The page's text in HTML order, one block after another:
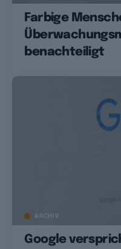
Farbige
benachteiligt
ARCHIV
Google